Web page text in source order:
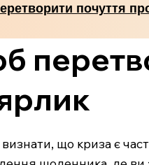
почуття
що криза є